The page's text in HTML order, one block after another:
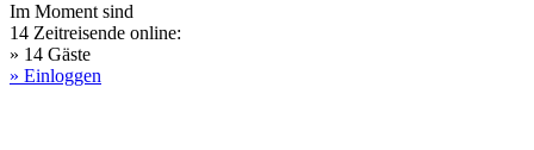
Im Moment sind
14 Zeitreisende online:
» 14 Gäste
» Einloggen